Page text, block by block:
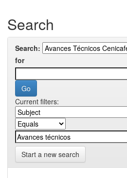
Search
Search:
for
Current filters:
Start a new search